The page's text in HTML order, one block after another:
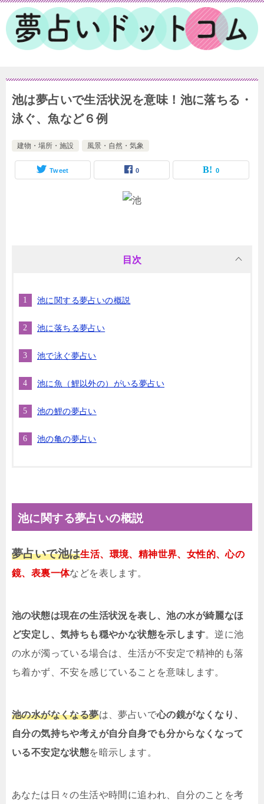
池は夢占いで生活状況を意味！池に落ちる・
泳ぐ、魚など６例
建物・場所・施設 風景・自然・気象
Tweet 0 0
目次
池に関する夢占いの概説
池に落ちる夢占い
池で泳ぐ夢占い
池に魚（鯉以外の）がいる夢占い
池の鯉の夢占い
池の亀の夢占い
池に関する夢占いの概説
夢占いで池は生活、環境、精神世界、女性的、心の
鏡、表裏一体などを表します。
池の状態は現在の生活状況を表し、池の水が綺麗なほ
ど安定し、気持ちも穏やかな状態を示します。逆に池
の水が濁っている場合は、生活が不安定で精神的も落
ち着かず、不安を感じていることを意味します。
池の水がなくなる夢は、夢占いで心の鏡がなくなり、
自分の気持ちや考えが自分自身でも分からなくなって
いる不安定な状態を暗示します。
あなたは日々の生活や時間に追われ、自分のことを考